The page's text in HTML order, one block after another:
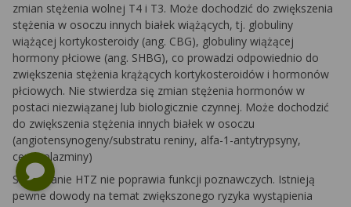
zmian stężenia wolnej T4 i T3. Może dochodzić do zwiększenia
stężenia w osoczu innych białek wiążących, tj. globuliny
wiążącej kortykosteroidy (ang. CBG), globuliny wiążącej
hormony płciowe (ang. SHBG), co prowadzi odpowiednio do
zwiększenia stężenia krążących kortykosteroidów i hormonów
płciowych. Nie stwierdza się zmian stężenia hormonów w
postaci niezwiązanej lub biologicznie czynnej. Może dochodzić
do zwiększenia stężenia innych białek w osoczu
(angiotensynogeny/substratu reniny, alfa-1-antytrypsyny,
ceruloplazminy)
Stosowanie HTZ nie poprawia funkcji poznawczych. Istnieją
pewne dowody na temat zwiększonego ryzyka wystąpienia